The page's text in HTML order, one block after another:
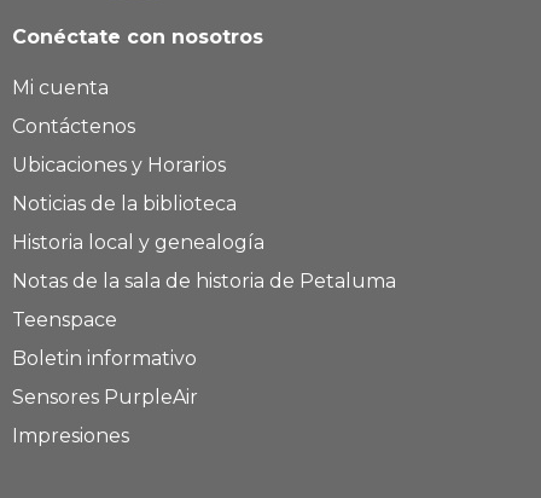
Conéctate con nosotros
Mi cuenta
Contáctenos
Ubicaciones y Horarios
Noticias de la biblioteca
Historia local y genealogía
Notas de la sala de historia de Petaluma
Teenspace
Boletin informativo
Sensores PurpleAir
Impresiones